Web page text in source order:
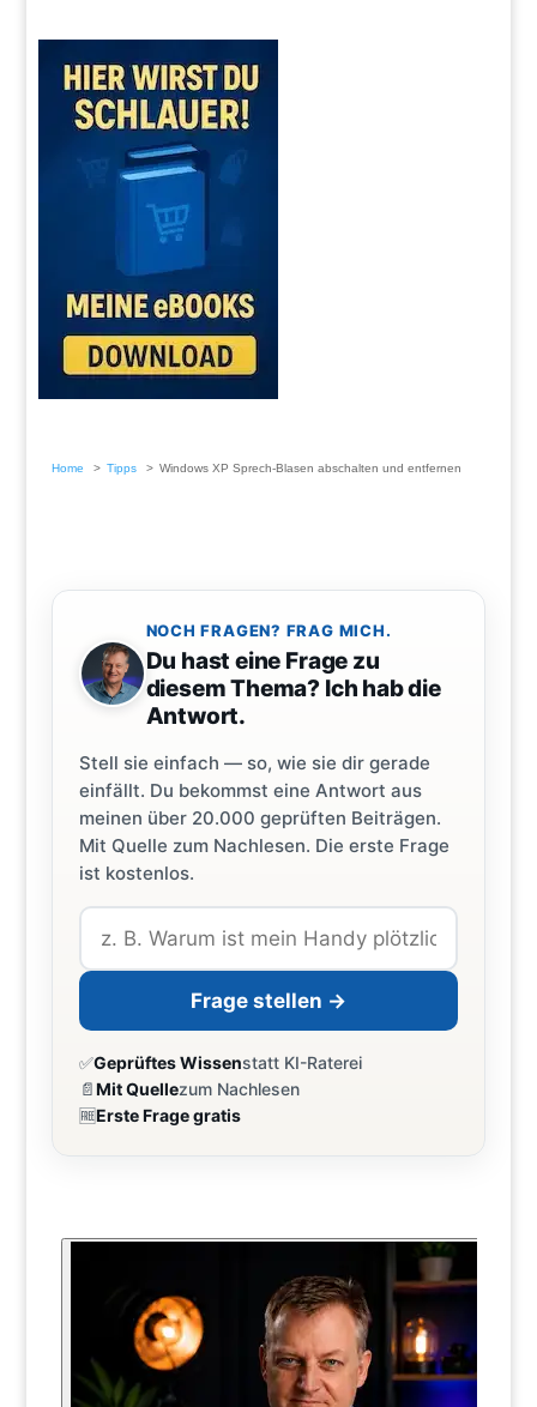
Home Tipps Windows XP Sprech-Blasen abschalten und entfernen
NOCH FRAGEN? FRAG MICH.
Du hast eine Frage zu
diesem Thema? Ich hab die
Antwort.
Stell sie einfach — so, wie sie dir gerade
einfällt. Du bekommst eine Antwort aus
meinen über 20.000 geprüften Beiträgen.
Mit Quelle zum Nachlesen. Die erste Frage
ist kostenlos.
Frage stellen →
✅Geprüftes Wissenstatt KI-Raterei
📄Mit Quellezum Nachlesen
🆓Erste Frage gratis